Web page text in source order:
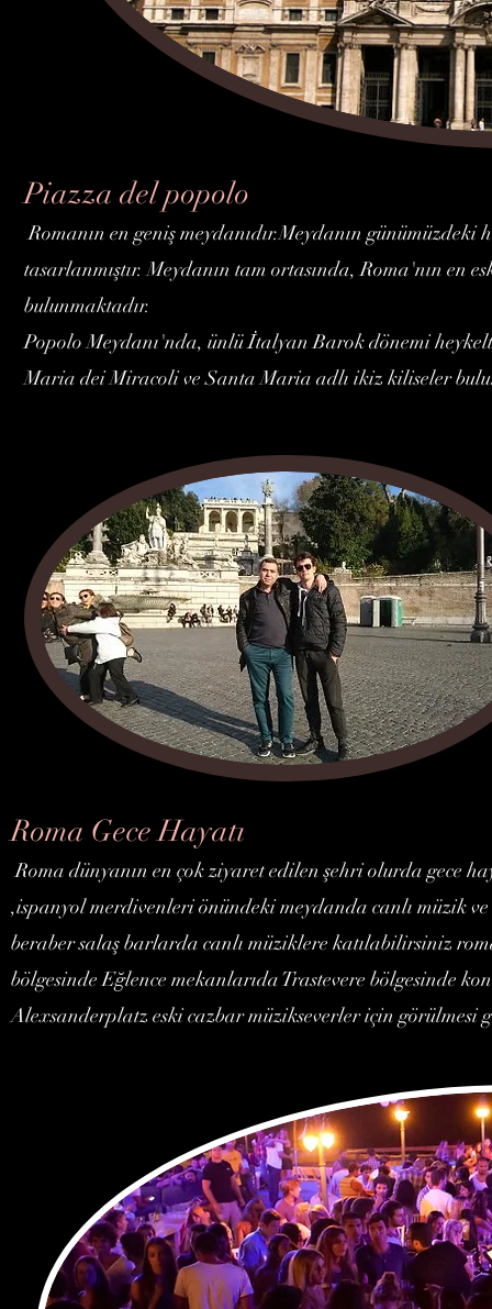
Piazza del popolo
Romanın en geniş meydanıdır.Meydanın günümüzdeki
tasarlanmıştır. Meydanın tam ortasında, Roma'nın en
bulunmaktadır.
Popolo Meydanı'nda, ünlü İtalyan Barok dönemi
Maria dei Miracoli ve Santa Maria adlı ikiz kiliseler
Roma Gece Hayatı
Roma dünyanın en çok ziyaret edilen şehri olurda gece
,ispanyol merdivenleri önündeki meydanda canlı müzik
beraber salaş barlarda canlı müziklere katılabilirsiniz
bölgesinde Eğlence mekanlarıda Trastevere bölgesinde
Alexsanderplatz eski cazbar müzikseverler için